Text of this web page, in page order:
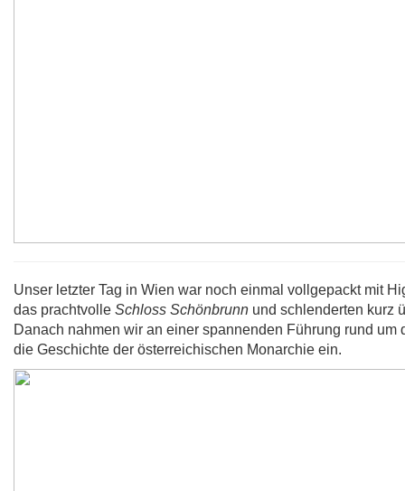
Unser letzter Tag in Wien war noch einmal vollgepackt mit
das prachtvolle Schloss Schönbrunn und schlenderten kurz
Danach nahmen wir an einer spannenden Führung rund
die Geschichte der österreichischen Monarchie ein.